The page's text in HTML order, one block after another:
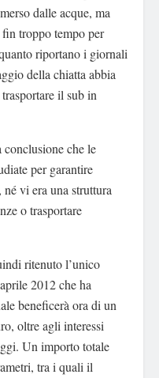
dalle acque, ma
troppo tempo per
riportano i giornali
della chiatta abbia
il sub in
che le
per garantire
vi era una struttura
o trasportare
ritenuto l’unico
2012 che ha
beneficerà ora di un
oltre agli interessi
Un importo totale
tra i quali il